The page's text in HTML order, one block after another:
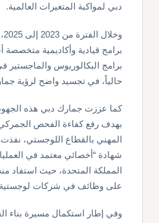
دبي لمواكبة المتغيرات العالمية.
حالياً، في تجسيد واضح لرؤية
بهدف رفع كفاءة الفحص الجمركي
على وظائف في شركات لوجستية
وفي إطار استكمال مسيرة بناء